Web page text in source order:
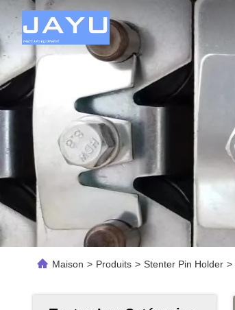
Maison > Produits > Stenter Pin Holder >